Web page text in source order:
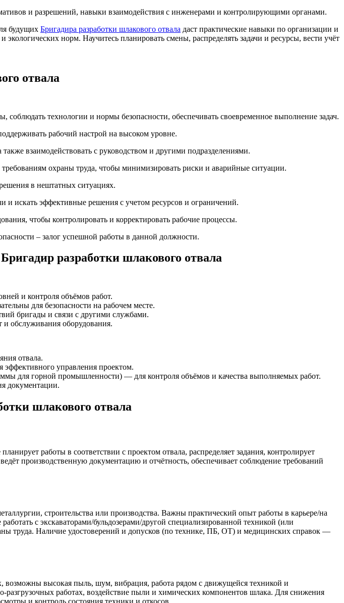
и разрешений, навыки взаимодействия с инженерами и контролирующими органами.
будущих Бригадира разработки шлакового отвала даст практические навыки по организации и
норм. Научитесь планировать смены, распределять задачи и ресурсы, вести учёт
отвала
соблюдать технологии и нормы безопасности, обеспечивать своевременное выполнение задач.
рабочий настрой на высоком уровне.
взаимодействовать с руководством и другими подразделениями.
охраны труда, чтобы минимизировать риски и аварийные ситуации.
в нештатных ситуациях.
и искать эффективные решения с учетом ресурсов и ограничений.
чтобы контролировать и корректировать рабочие процессы.
– залог успешной работы в данной должности.
разработки шлакового отвала
и контроля объёмов работ.
для безопасности на рабочем месте.
бригады и связи с другими службами.
обслуживания оборудования.
отвала.
управления проектом.
для горной промышленности) — для контроля объёмов и качества выполняемых работ.
документации.
шлакового отвала
работы в соответствии с проектом отвала, распределяет задания, контролирует
производственную документацию и отчётность, обеспечивает соблюдение требований
строительства или производства. Важны практический опыт работы в карьере/на
с экскаваторами/бульдозерами/другой специализированной техникой (или
труда. Наличие удостоверений и допусков (по технике, ПБ, ОТ) и медицинских справок —
возможны высокая пыль, шум, вибрация, работа рядом с движущейся техникой и
работах, воздействие пыли и химических компонентов шлака. Для снижения
и контроль состояния техники и откосов.